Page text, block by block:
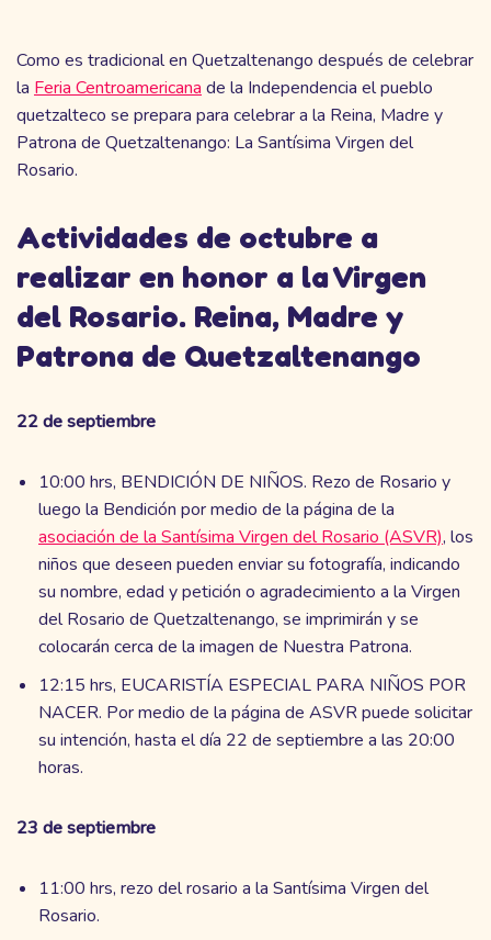
Como es tradicional en Quetzaltenango después de celebrar
la Feria Centroamericana de la Independencia el pueblo
quetzalteco se prepara para celebrar a la Reina, Madre y
Patrona de Quetzaltenango: La Santísima Virgen del
Rosario.
Actividades de octubre a
realizar en honor a la Virgen
del Rosario. Reina, Madre y
Patrona de Quetzaltenango
22 de septiembre
10:00 hrs, BENDICIÓN DE NIÑOS. Rezo de Rosario y
luego la Bendición por medio de la página de la
asociación de la Santísima Virgen del Rosario (ASVR), los
niños que deseen pueden enviar su fotografía, indicando
su nombre, edad y petición o agradecimiento a la Virgen
del Rosario de Quetzaltenango, se imprimirán y se
colocarán cerca de la imagen de Nuestra Patrona.
12:15 hrs, EUCARISTÍA ESPECIAL PARA NIÑOS POR
NACER. Por medio de la página de ASVR puede solicitar
su intención, hasta el día 22 de septiembre a las 20:00
horas.
23 de septiembre
11:00 hrs, rezo del rosario a la Santísima Virgen del
Rosario.